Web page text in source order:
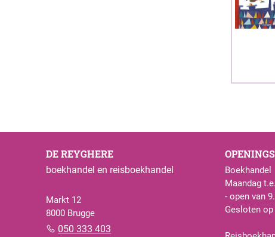
DE REYGHERE
boekhandel en reisboekhandel
Markt 12
8000 Brugge
050 333 403
Boekhandel
Maandag
- open van
Gesloten